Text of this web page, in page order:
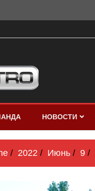
Санкт-
НОВОСТИ
2022 Июнь 9